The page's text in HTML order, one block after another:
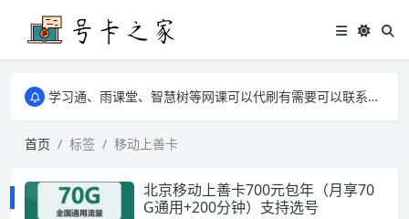
学习通、雨课堂、智慧树等网课可以代刷有需要可以联系邮箱i@tuzi.la
学习通、雨课堂、智慧树等网课可以代刷有需要可以联系邮箱i@tuzi.la
首页
标签 移动上善卡
北京移动上善卡700元包年（月享70
G通用+200分钟）支持选号